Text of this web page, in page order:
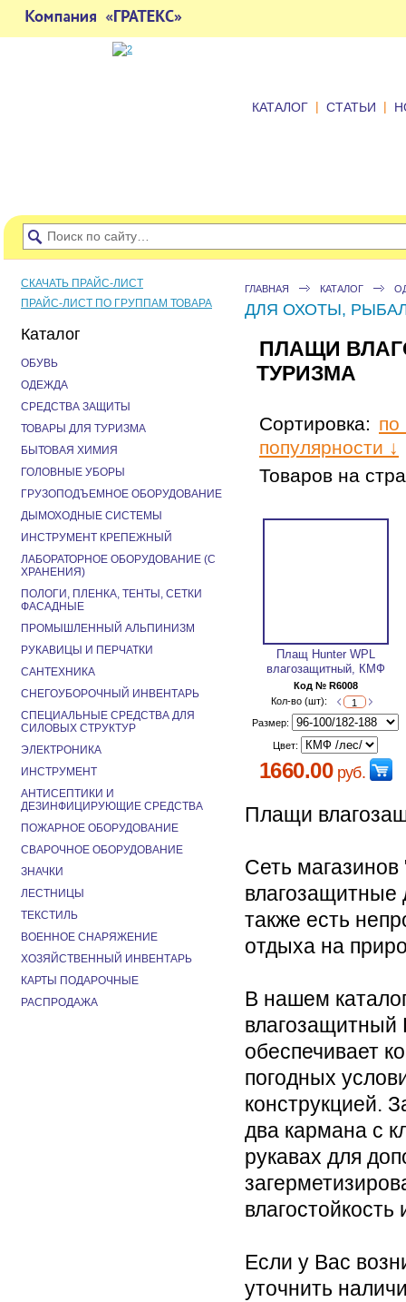
КАТАЛОГ | СТАТЬИ |
ГЛАВНАЯ КАТАЛОГ
ДЛЯ ОХОТЫ,
ПЛАЩИ
ТУРИЗМА
Сортировка: по
популярности ↓
Товаров на
Плащ Hunter WPL
влагозащитный, КМФ
Код № R6008
Кол-во (шт):
Размер:
Цвет:
1660.00руб.
Плащи
Сеть
влагозащитные
также есть
отдыха на
В нашем
обеспечивает
погодных
конструкцией.
два кармана с
рукавах для
влагостойкость
Если у Вас
уточнить
СКАЧАТЬ ПРАЙС-ЛИСТ
ПРАЙС-ЛИСТ ПО ГРУППАМ ТОВАРА
Каталог
ОБУВЬ
ОДЕЖДА
СРЕДСТВА ЗАЩИТЫ
ТОВАРЫ ДЛЯ ТУРИЗМА
БЫТОВАЯ ХИМИЯ
ГОЛОВНЫЕ УБОРЫ
ГРУЗОПОДЪЕМНОЕ ОБОРУДОВАНИЕ
ДЫМОХОДНЫЕ СИСТЕМЫ
ИНСТРУМЕНТ КРЕПЕЖНЫЙ
ЛАБОРАТОРНОЕ ОБОРУДОВАНИЕ (С
ХРАНЕНИЯ)
ПОЛОГИ, ПЛЕНКА, ТЕНТЫ, СЕТКИ
ФАСАДНЫЕ
ПРОМЫШЛЕННЫЙ АЛЬПИНИЗМ
РУКАВИЦЫ И ПЕРЧАТКИ
САНТЕХНИКА
СНЕГОУБОРОЧНЫЙ ИНВЕНТАРЬ
СПЕЦИАЛЬНЫЕ СРЕДСТВА ДЛЯ
СИЛОВЫХ СТРУКТУР
ЭЛЕКТРОНИКА
ИНСТРУМЕНТ
АНТИСЕПТИКИ И
ДЕЗИНФИЦИРУЮЩИЕ СРЕДСТВА
ПОЖАРНОЕ ОБОРУДОВАНИЕ
СВАРОЧНОЕ ОБОРУДОВАНИЕ
ЗНАЧКИ
ЛЕСТНИЦЫ
ТЕКСТИЛЬ
ВОЕННОЕ СНАРЯЖЕНИЕ
ХОЗЯЙСТВЕННЫЙ ИНВЕНТАРЬ
КАРТЫ ПОДАРОЧНЫЕ
РАСПРОДАЖА